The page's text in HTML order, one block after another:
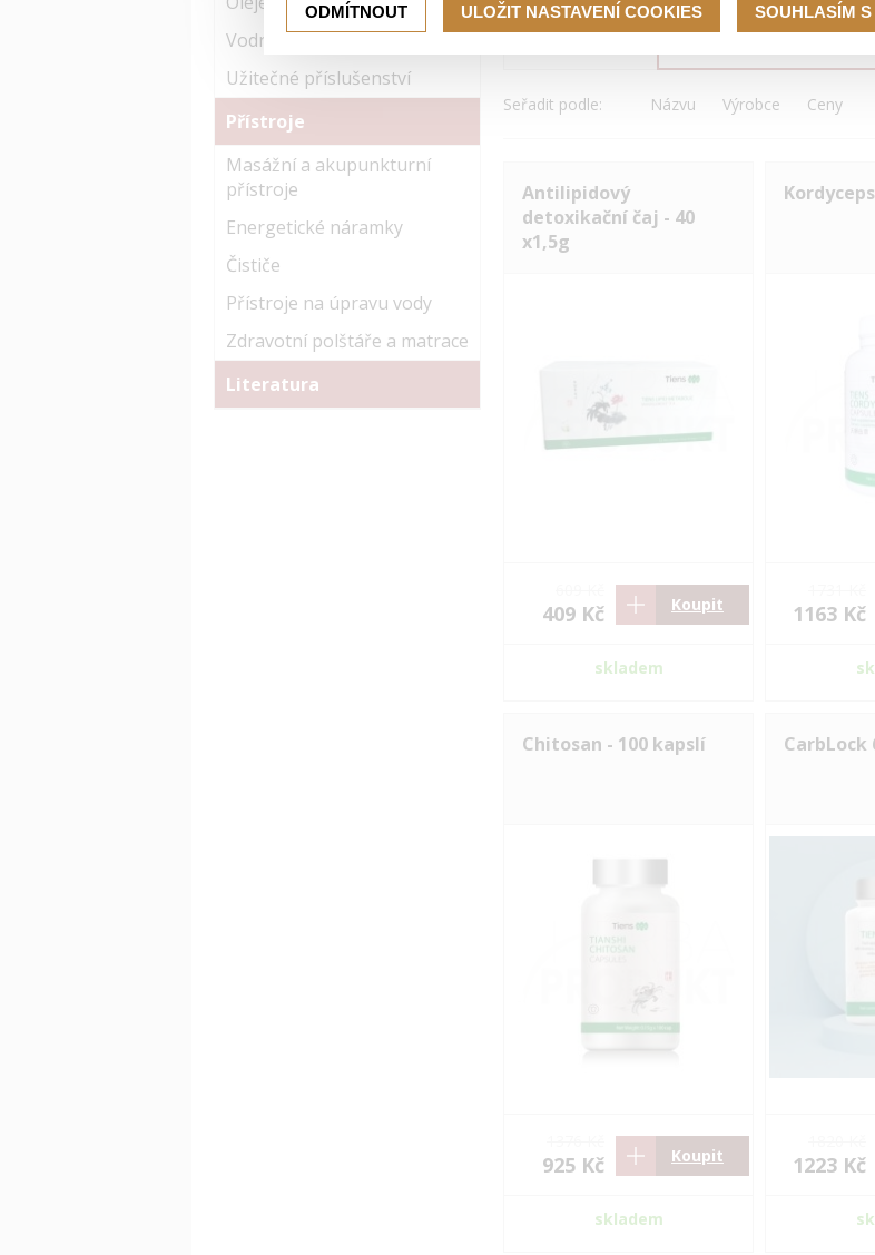
Vodní řasy
Užitečné příslušenství
Přístroje
Masážní a akupunkturní
přístroje
Energetické náramky
Čističe
Přístroje na úpravu vody
Zdravotní polštáře a matrace
Literatura
Seřadit podle: Názvu Výrobce Ceny
Antilipidový
detoxikační čaj - 40
x1,5g
409 Kč Koupit
skladem
1163 Kč
Chitosan - 100 kapslí
925 Kč Koupit
skladem
CarbLock
1223 Kč
ODMÍTNOUT ULOŽIT NASTAVENÍ COOKIES SOUHLASÍM